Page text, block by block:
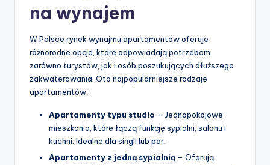
na wynajem
W Polsce rynek wynajmu apartamentów oferuje
różnorodne opcje, które odpowiadają potrzebom
zarówno turystów, jak i osób poszukujących dłuższego
zakwaterowania. Oto najpopularniejsze rodzaje
apartamentów:
Apartamenty typu studio – Jednopokojowe
mieszkania, które łączą funkcję sypialni, salonu i
kuchni. Idealne dla singli lub par.
Apartamenty z jedną sypialnią – Oferują